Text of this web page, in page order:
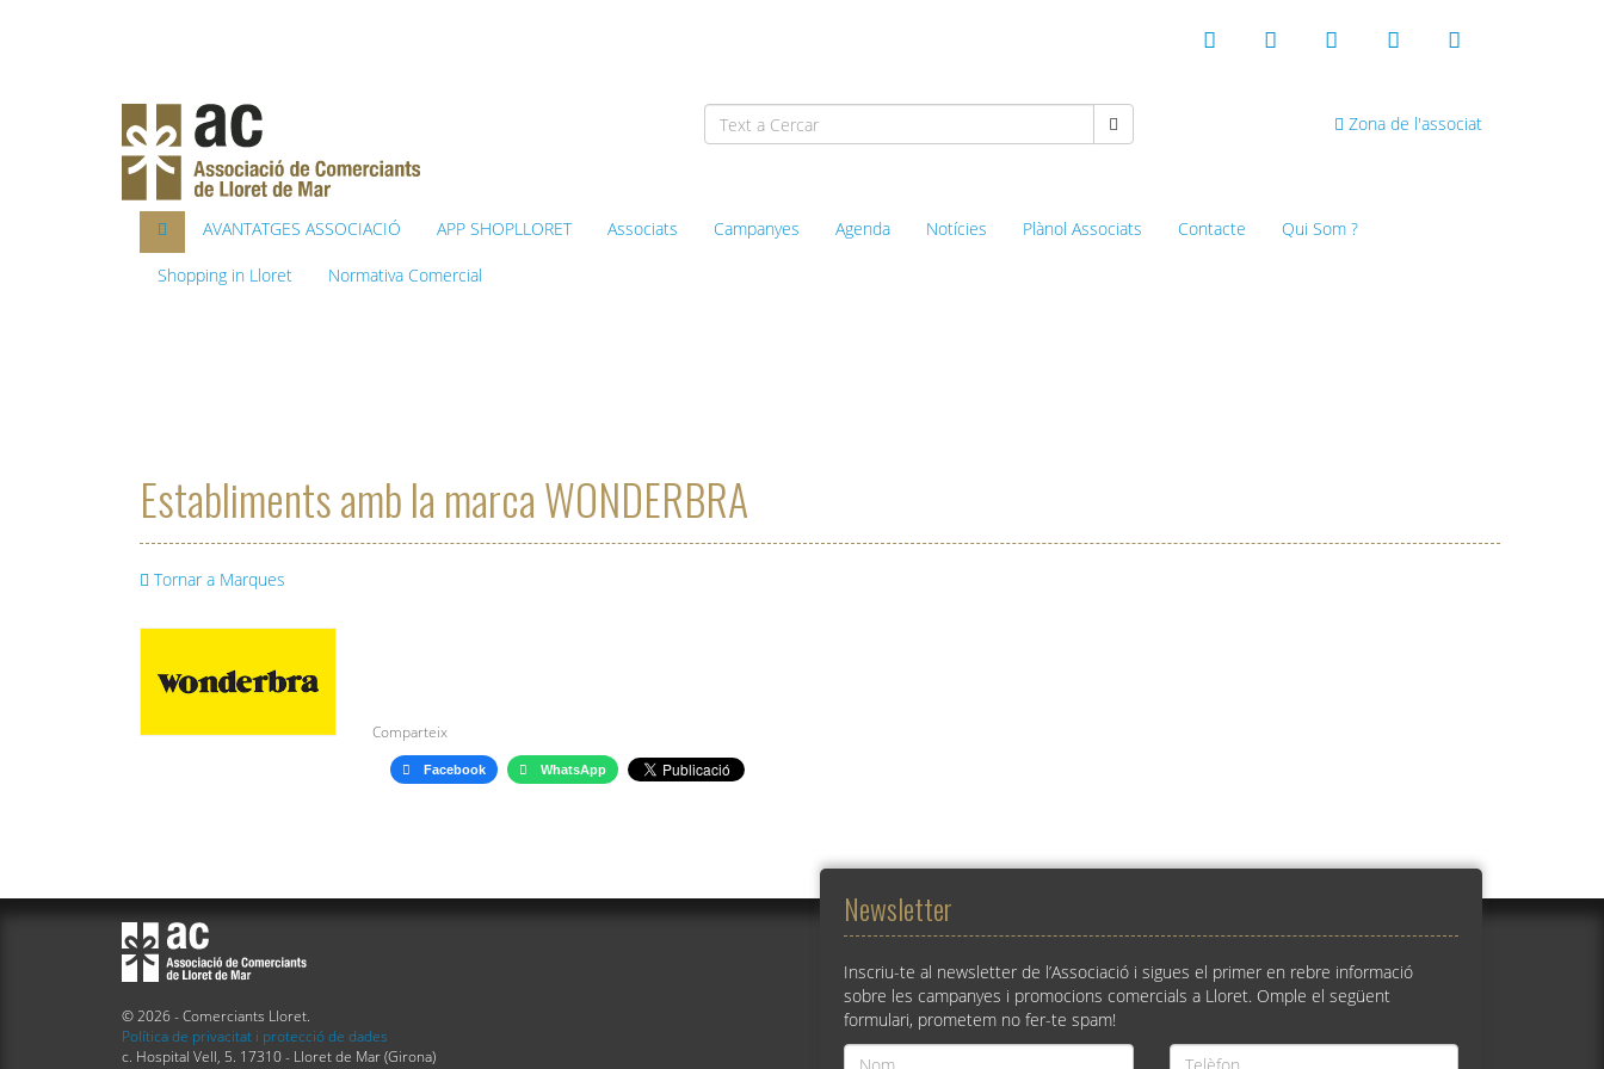
Zona de l'associat
AVANTATGES ASSOCIACIÓ APP SHOPLLORET Associats Campanyes Agenda Notícies Plànol Associats Contacte Qui Som ?
Shopping in Lloret Normativa Comercial
Establiments amb la marca WONDERBRA
Tornar a Marques
Comparteix
Facebook WhatsApp
© 2026 - Comerciants Lloret.
Política de privacitat i protecció de dades
c. Hospital Vell, 5. 17310 - Lloret de Mar (Girona)
Newsletter
Inscriu-te al newsletter de l’Associació i sigues el primer en rebre informació
sobre les campanyes i promocions comercials a Lloret. Omple el següent
formulari, prometem no fer-te spam!
Nom
Telèfon